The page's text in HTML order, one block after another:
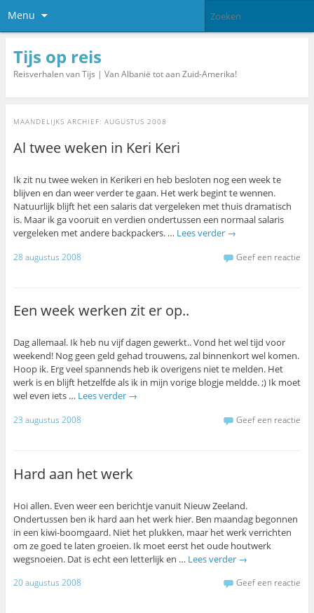
Menu
Tijs op reis
Reisverhalen van Tijs | Van Albanië tot aan Zuid-Amerika!
MAANDELIJKS ARCHIEF: AUGUSTUS 2008
Al twee weken in Keri Keri
Ik zit nu twee weken in Kerikeri en heb besloten nog een week te
blijven en dan weer verder te gaan. Het werk begint te wennen.
Natuurlijk blijft het een salaris dat vergeleken met thuis dramatisch
is. Maar ik ga vooruit en verdien ondertussen een normaal salaris
vergeleken met andere backpackers. … Lees verder →
28 augustus 2008 Geef een reactie
Een week werken zit er op..
Dag allemaal. Ik heb nu vijf dagen gewerkt.. Vond het wel tijd voor
weekend! Nog geen geld gehad trouwens, zal binnenkort wel komen.
Hoop ik. Erg veel spannends heb ik overigens niet te melden. Het
werk is en blijft hetzelfde als ik in mijn vorige blogje meldde. ;) Ik moet
wel even iets … Lees verder →
23 augustus 2008 Geef een reactie
Hard aan het werk
Hoi allen. Even weer een berichtje vanuit Nieuw Zeeland.
Ondertussen ben ik hard aan het werk hier. Ben maandag begonnen
in een kiwi-boomgaard. Niet het plukken, maar het werk verrichten
om ze goed te laten groeien. Ik moet eerst het oude houtwerk
wegsnoeien. Dat is echt een letterlijk en … Lees verder →
20 augustus 2008 Geef een reactie